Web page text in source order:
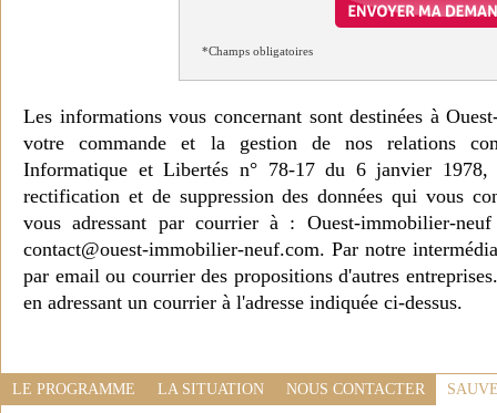
*Champs obligatoires
Les informations vous concernant sont destinées à
votre commande et la gestion de nos relations
Informatique et Libertés n° 78-17 du 6 janvier 1978,
rectification et de suppression des données qui vous
vous adressant par courrier à : Ouest-immobilier-
contact@ouest-immobilier-neuf.com. Par notre
par email ou courrier des propositions d'autres
en adressant un courrier à l'adresse indiquée ci-dessus.
LE PROGRAMME LA SITUATION NOUS CONTACTER